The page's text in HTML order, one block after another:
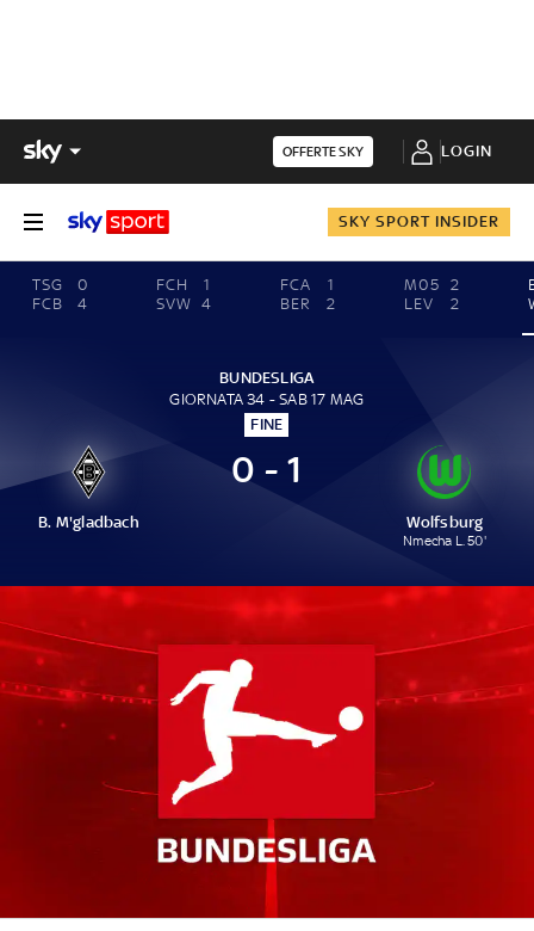
OFFERTE SKY LOGIN
SKY SPORT INSIDER
TSG
0
FCB
4
FCH
1
SVW
4
FCA
1
BER
2
M05
2
LEV
2
BUNDESLIGA
GIORNATA 34 - SAB 17 MAG
FINE
B. M'gladbach
0 - 1
Wolfsburg
Nmecha L. 50'
0 - 1